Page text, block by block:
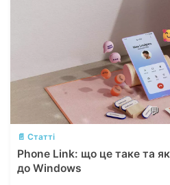
💬
📄 Статті
Phone Link: що це таке та
до Windows